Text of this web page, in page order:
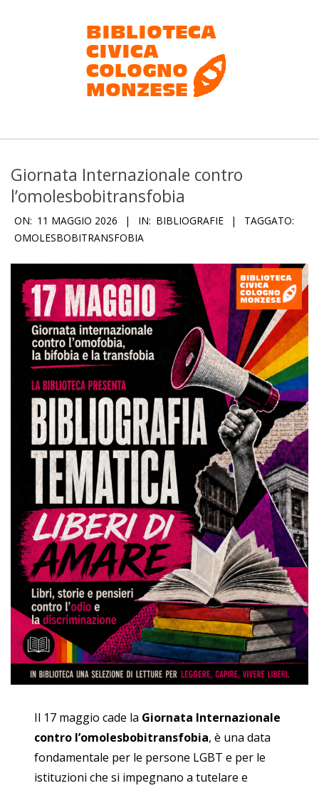
Biblioteca
civica
Cologno
Monzese
Giornata Internazionale contro
l’omolesbobitransfobia
ON: 11 MAGGIO 2026 IN: BIBLIOGRAFIE
TAGGATO:
OMOLESBOBITRANSFOBIA
Il 17 maggio cade la Giornata Internazionale
contro l’omolesbobitransfobia, è una data
fondamentale per le persone LGBT e per le
istituzioni che si impegnano a tutelare e